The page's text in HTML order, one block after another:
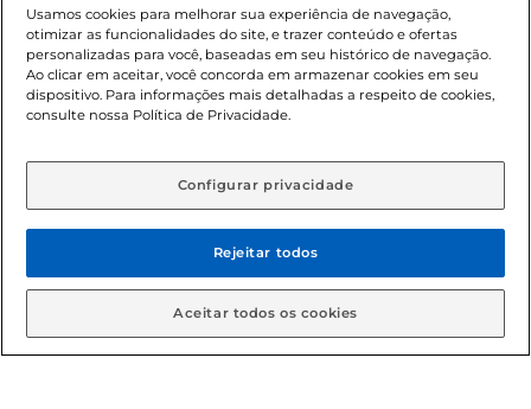
o e-commerce e válidos durante o dia de hoje, podendo
sofrer alterações sem prévia notificação. Proibida a venda
de bebidas alcoólicas para menores de 18 anos, conforme
Lei n.º 8069/90, art. 81, inciso II (Estatuto da Criança e do
Adolescente). Preços e condições exclusivos para o
aviso prévio. O valor mínimo para as compras on-line é de
© 2026 Copyright. Todos os direitos
reservados Gbarbosa.
Usamos cookies para melhorar sua experiência de navegação,
otimizar as funcionalidades do site, e trazer conteúdo e ofertas
personalizadas para você, baseadas em seu histórico de navegação.
Ao clicar em aceitar, você concorda em armazenar cookies em seu
dispositivo. Para informações mais detalhadas a respeito de cookies,
consulte nossa Política de Privacidade.
Configurar privacidade
Rejeitar todos
Aceitar todos os cookies